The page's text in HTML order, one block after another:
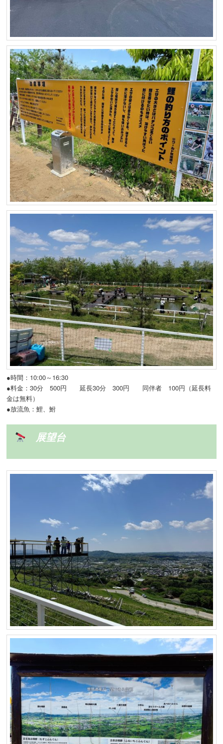
●時間：10:00～16:30
●料金：30分 500円 延長30分 300円 同伴者 100円（延長料
金は無料）
●放流魚：鯉、鮒
展望台